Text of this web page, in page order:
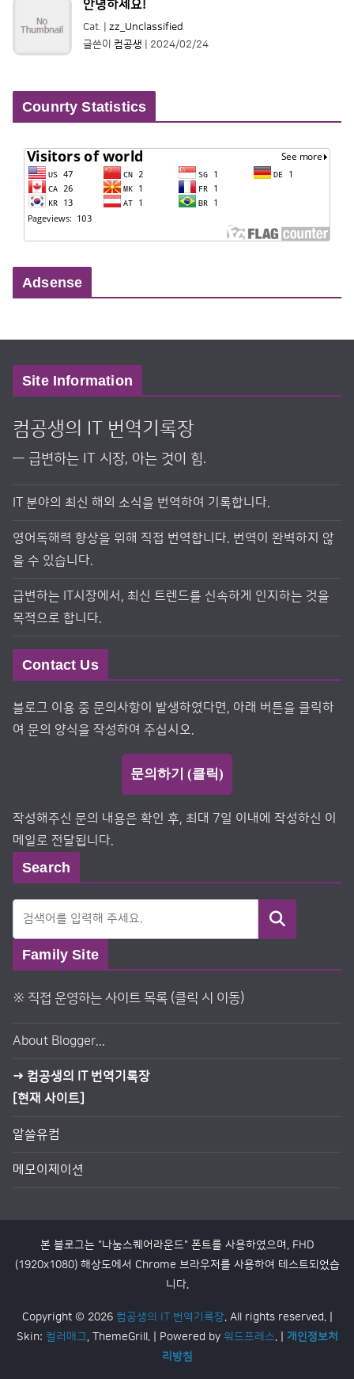
Counrty Statistics
Adsense
Site Information
컴공생의 IT 번역기록장
― 급변하는 IT 시장, 아는 것이 힘.
IT 분야의 최신 해외 소식을 번역하여 기록합니다.
영어독해력 향상을 위해 직접 번역합니다. 번역이 완벽하지 않
을 수 있습니다.
급변하는 IT시장에서, 최신 트렌드를 신속하게 인지하는 것을
목적으로 합니다.
Contact Us
블로그 이용 중 문의사항이 발생하였다면, 아래 버튼을 클릭하
여 문의 양식을 작성하여 주십시오.
문의하기 (클릭)
작성해주신 문의 내용은 확인 후, 최대 7일 이내에 작성하신 이
메일로 전달됩니다.
Search
검색
Family Site
※ 직접 운영하는 사이트 목록 (클릭 시 이동)
About Blogger...
→ 컴공생의 IT 번역기록장
[현재 사이트]
알쓸유컴
메모이제이션
본 블로그는 "나눔스퀘어라운드" 폰트를 사용하였으며, FHD
(1920x1080) 해상도에서 Chrome 브라우저를 사용하여 테스트되었습
니다.
Copyright © 2026 컴공생의 IT 번역기록장. All rights reserved. |
Skin: 컬러매그, ThemeGrill. | Powered by 워드프레스. | 개인정보처
리방침